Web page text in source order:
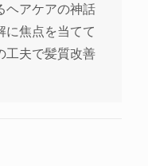
ヘアケアの神話
に焦点を当てて
工夫で髪質改善